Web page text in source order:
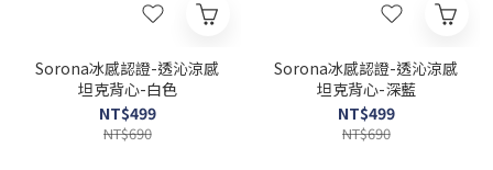
Sorona冰感認證-透沁涼感
坦克背心-白色
NT$499
NT$690
Sorona冰感認證-透沁涼感
坦克背心-深藍
NT$499
NT$690